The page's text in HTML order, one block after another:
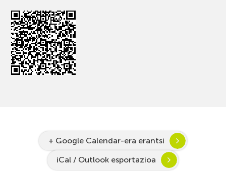
+ Google Calendar-era erantsi
iCal / Outlook esportazioa